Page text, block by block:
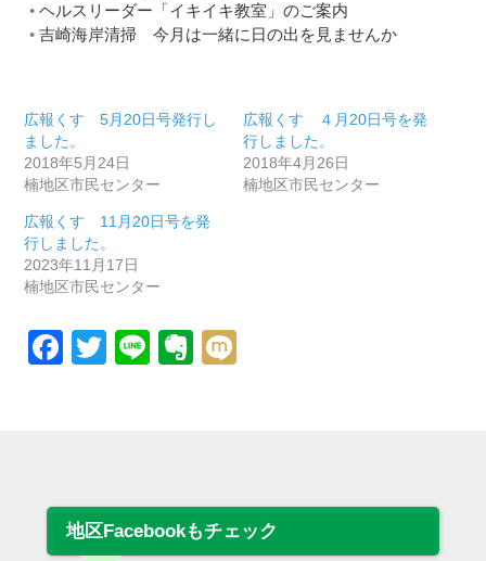
ヘルスリーダー「イキイキ教室」のご案内
吉崎海岸清掃 今月は一緒に日の出を見ませんか
広報くす 5月20日号発行し
ました。
2018年5月24日
楠地区市民センター
広報くす ４月20日号を発
行しました。
2018年4月26日
楠地区市民センター
広報くす 11月20日号を発
行しました。
2023年11月17日
楠地区市民センター
Facebook
Twitter
LineEvernote
地区Facebookもチェック